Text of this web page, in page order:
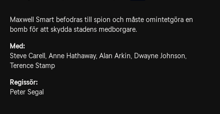
Maxwell Smart befodras till spion och måste omintetgöra en
bomb för att skydda stadens medborgare.
Med:
Steve Carell, Anne Hathaway, Alan Arkin, Dwayne Johnson,
Terence Stamp
Regissör:
Peter Segal